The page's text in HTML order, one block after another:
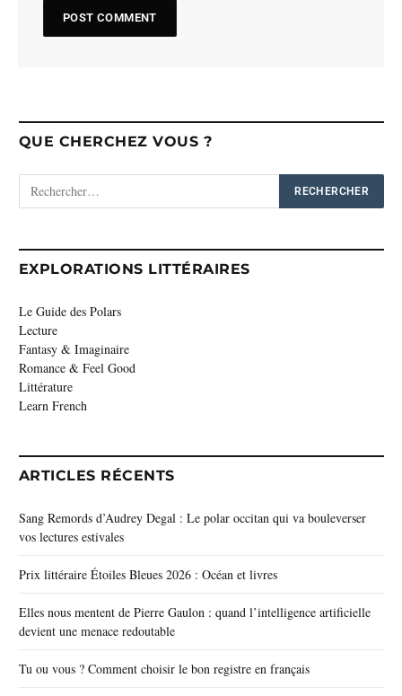
QUE CHERCHEZ VOUS ?
EXPLORATIONS LITTÉRAIRES
Le Guide des Polars
Lecture
Fantasy & Imaginaire
Romance & Feel Good
Littérature
Learn French
ARTICLES RÉCENTS
Sang Remords d’Audrey Degal : Le polar occitan qui va bouleverser
vos lectures estivales
Prix littéraire Étoiles Bleues 2026 : Océan et livres
Elles nous mentent de Pierre Gaulon : quand l’intelligence artificielle
devient une menace redoutable
Tu ou vous ? Comment choisir le bon registre en français